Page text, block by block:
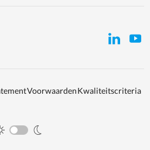
VoorwaardenKwaliteitscriteria